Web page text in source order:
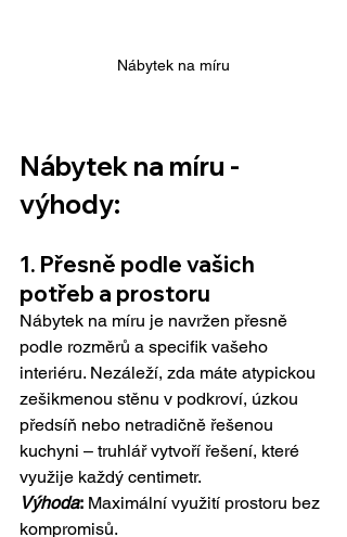
Nábytek na míru
Nábytek na míru -
výhody:
1. Přesně podle vašich
potřeb a prostoru
Nábytek na míru je navržen přesně
podle rozměrů a specifik vašeho
interiéru. Nezáleží, zda máte atypickou
zešikmenou stěnu v podkroví, úzkou
předsíň nebo netradičně řešenou
kuchyni – truhlář vytvoří řešení, které
využije každý centimetr.
Výhoda: Maximální využití prostoru bez
kompromisů.